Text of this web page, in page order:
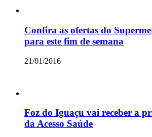
Confira as ofertas do
para este fim de semana
21/01/2016
Foz do Iguaçu vai receber a
da Acesso Saúde